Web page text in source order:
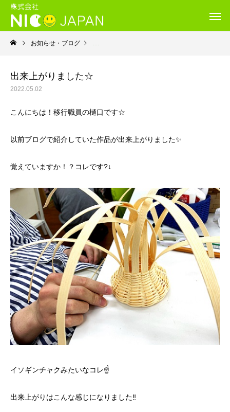
お知らせ・ブログ 就労移行支援・ニコサービス城東センター
出来上がりました☆
2022.05.02
こんにちは！移行職員の樋口です☆
以前ブログで紹介していた作品が出来上がりました✨
覚えていますか！？コレです?↓
イソギンチャクみたいなコレ☝️
出来上がりはこんな感じになりました‼️